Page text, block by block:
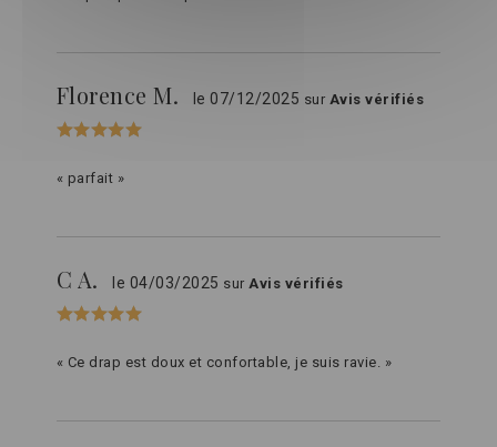
Florence M. le 07/12/2025 sur Avis vérifiés
« parfait »
C A. le 04/03/2025 surAvis vérifiés
« Ce drap est doux et confortable, je suis ravie. »